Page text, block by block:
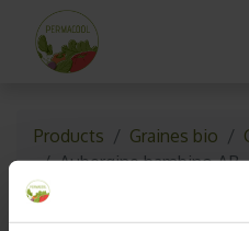
Products Graines bio
Aubergine bambino AB
Épuisé